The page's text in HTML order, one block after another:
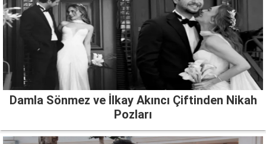
Damla Sönmez ve İlkay Akıncı Çiftinden Nikah
Pozları